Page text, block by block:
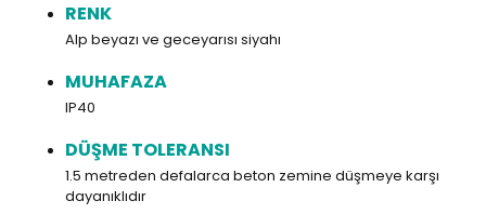
RENK
Alp beyazı ve geceyarısı siyahı
MUHAFAZA
IP40
DÜŞME TOLERANSI
1.5 metreden defalarca beton zemine düşmeye karşı
dayanıklıdır